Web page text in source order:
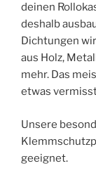
deinen
deshalb
Dichtungen
aus Holz,
mehr. Das
etwas
Unsere
geeignet.